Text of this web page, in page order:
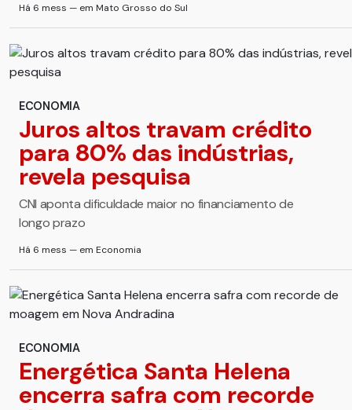
Há 6 mess — em Mato Grosso do Sul
ECONOMIA
Juros altos travam crédito
para 80% das indústrias,
revela pesquisa
CNI aponta dificuldade maior no financiamento de
longo prazo
Há 6 mess — em Economia
ECONOMIA
Energética Santa Helena
encerra safra com recorde